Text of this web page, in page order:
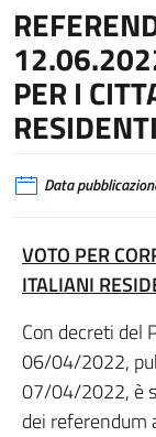
PER I
Data
VOTO PER
ITALIANI
Con decreti del
06/04/2022,
07/04/2022, è
dei referendum